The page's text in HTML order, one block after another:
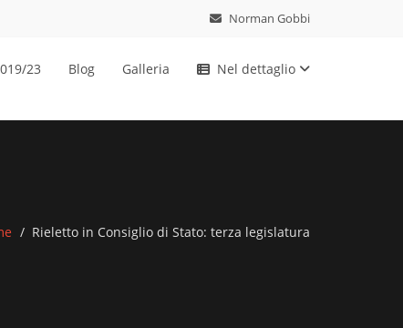
Norman Gobbi
23 Blog Galleria Nel dettaglio
Rieletto in Consiglio di Stato: terza legislatura